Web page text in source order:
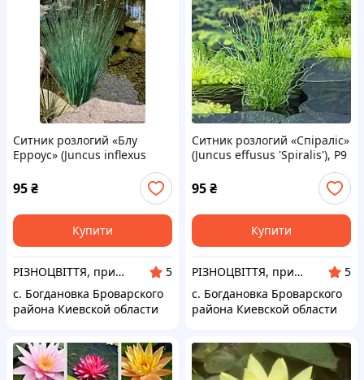
Ситник розлогий «Блу
Ерроус» (Juncus inflexus
95₴
Купити
РІЗНОЦВІТТЯ, приватний розплідник рослин
5
с. Богдановка Броварского
района Киевской области
Ситник розлогий «Спіраліс»
(Juncus effusus 'Spiralis'), Р9
95₴
Купити
РІЗНОЦВІТТЯ, приватний розплідник рослин
5
с. Богдановка Броварского
района Киевской области